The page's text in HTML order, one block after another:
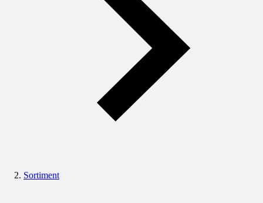
Sortiment